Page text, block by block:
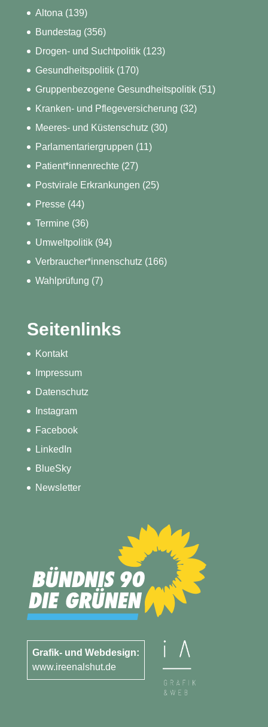
Altona (139)
Bundestag (356)
Drogen- und Suchtpolitik(123)
Gesundheitspolitik(170)
Gruppenbezogene Gesundheitspolitik(51)
Kranken- und Pflegeversicherung (32)
Meeres- und Küstenschutz (30)
Parlamentariergruppen (11)
Patient*innenrechte(27)
Postvirale Erkrankungen (25)
Presse(44)
Termine(36)
Umweltpolitik(94)
Verbraucher*innenschutz (166)
Wahlprüfung (7)
Seitenlinks
Kontakt
Impressum
Datenschutz
Instagram
Facebook
LinkedIn
BlueSky
Newsletter
Grafik- und Webdesign:
www.ireenalshut.de